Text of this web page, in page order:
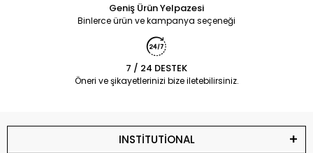
Geniş Ürün Yelpazesi
Binlerce ürün ve kampanya seçeneği
7 / 24 DESTEK
Öneri ve şikayetlerinizi bize iletebilirsiniz.
INSTİTUTİONAL